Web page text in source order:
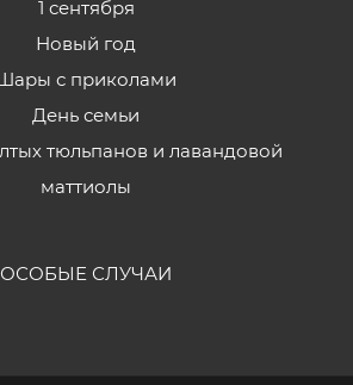
1 сентября
Новый год
с приколами
День семьи
тюльпанов и лавандовой
маттиолы
ОСОБЫЕ СЛУЧАИ